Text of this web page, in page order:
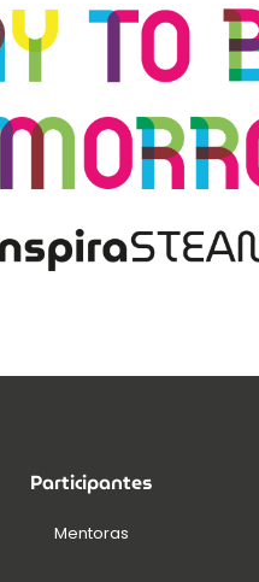
Participantes
Mentoras